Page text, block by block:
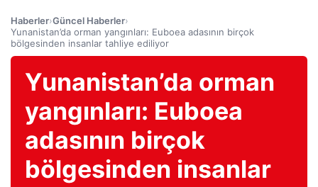
Haberler›Güncel Haberler›
Yunanistan’da orman yangınları: Euboea adasının birçok
bölgesinden insanlar tahliye ediliyor
Yunanistan’da orman
yangınları: Euboea
adasının birçok
bölgesinden insanlar